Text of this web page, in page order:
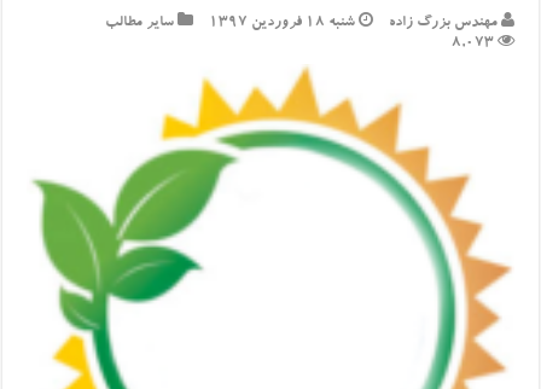
مهندس بزرگ زاده شنبه ۱۸ فروردین ۱۳۹۷
سایر مطالب
8,073